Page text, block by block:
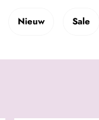
Nieuw Sale